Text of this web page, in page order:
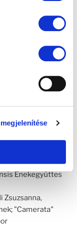
Együttese,
Énekegyüttes
Zsuzsanna,
"Camerata"